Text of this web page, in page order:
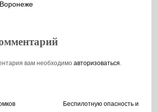
вам необходимоавторизоваться
Беспилотную опасность и